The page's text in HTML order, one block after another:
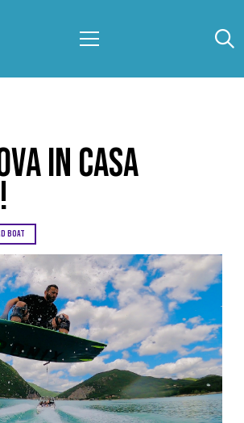
IN CASA
BOAT